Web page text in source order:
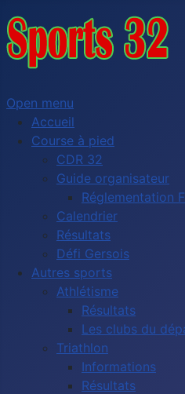
Open menu
Accueil
Course à pied
CDR 32
Guide organisateur
Réglementation
Calendrier
Résultats
Défi Gersois
Autres sports
Athlétisme
Résultats
Les clubs du
Triathlon
Informations
Résultats